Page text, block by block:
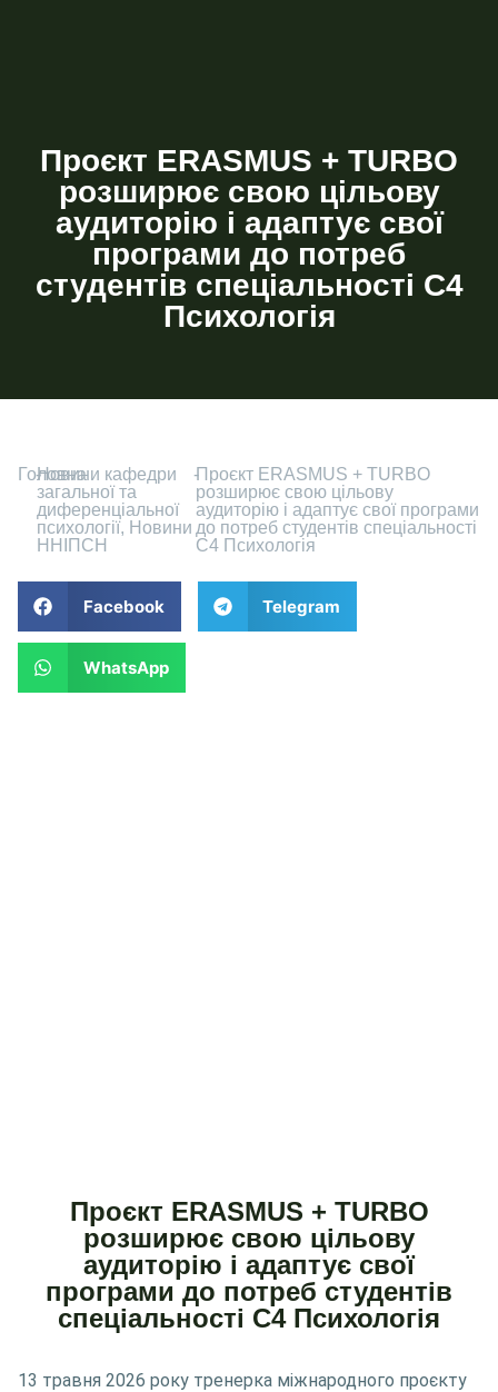
Проєкт ERASMUS + TURBO
розширює свою цільову
аудиторію і адаптує свої
програми до потреб
студентів спеціальності С4
Психологія
Головна
-Новини кафедри
загальної та
диференціальної
психології, Новини
ННІПСН
-Проєкт ERASMUS + TURBO
розширює свою цільову
аудиторію і адаптує свої програми
до потреб студентів спеціальності
С4 Психологія
Facebook Telegram
WhatsApp
Проєкт ERASMUS + TURBO
розширює свою цільову
аудиторію і адаптує свої
програми до потреб студентів
спеціальності С4 Психологія
13 травня 2026 року тренерка міжнародного проєкту